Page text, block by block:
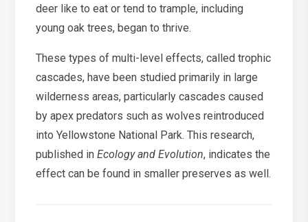
deer like to eat or tend to trample, including
young oak trees, began to thrive.
These types of multi-level effects, called trophic
cascades, have been studied primarily in large
wilderness areas, particularly cascades caused
by apex predators such as wolves reintroduced
into Yellowstone National Park. This research,
published inEcology and Evolution, indicates the
effect can be found in smaller preserves as well.